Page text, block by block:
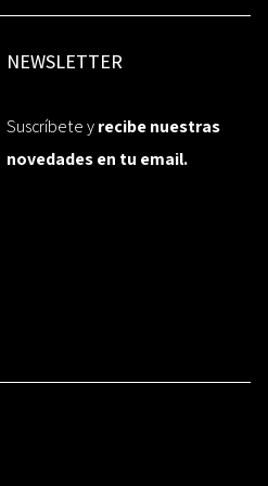
NEWSLETTER
Suscríbete yrecibe nuestras
novedades en tu email.